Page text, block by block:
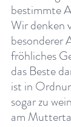
bestimmte
Wir denken
besonderer
fröhliches
das Beste
ist in
sogar zu
am